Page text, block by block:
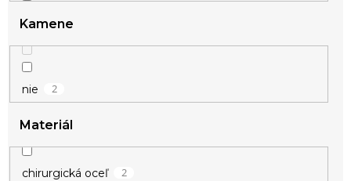
strieborná
Kamene
nie 2
Materiál
chirurgická oceľ 2